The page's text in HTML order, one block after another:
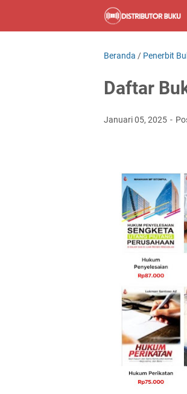
Beranda / Penerbit
Daftar
Januari 05, 2025